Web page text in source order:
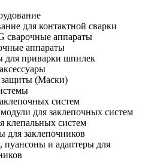
для контактной сварки
сварочные аппараты
аппараты
для приварки шпилек
защиты (Маски)
систем
для заклепочных систем
клепальных систем
для заклепочников
и адаптеры для